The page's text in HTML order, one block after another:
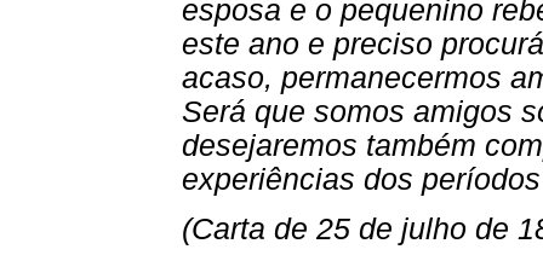
esposa e o pequenino
este ano e preciso
acaso, permanecermos
Será que somos amigos
desejaremos também
experiências dos
(Carta de 25 de julho de